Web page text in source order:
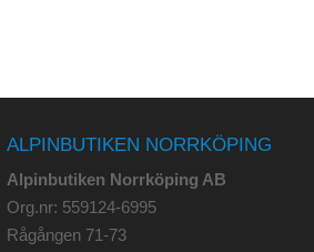
ALPINBUTIKEN NORRKÖPING
Alpinbutiken Norrköping AB
Org.nr: 559124-6995
Rågången 71-73